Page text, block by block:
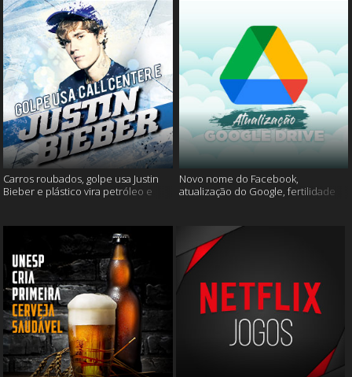
Carros roubados, golpe usa Justin
Bieber e plástico vira petróleo e
Novo nome do Facebook,
atualização do Google, fertilidade